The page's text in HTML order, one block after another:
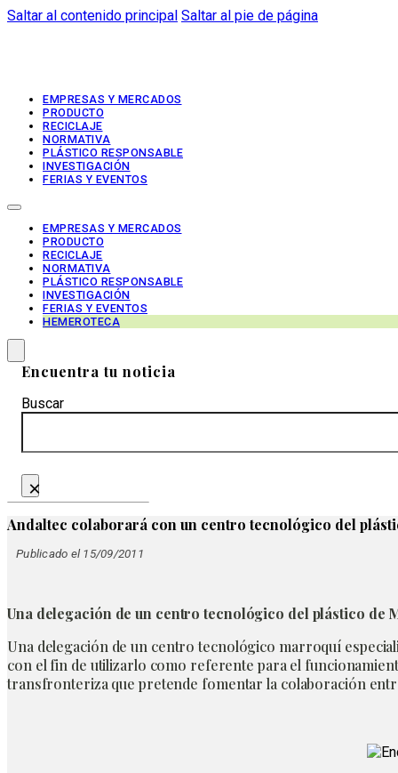
Saltar al contenido principal Saltar al pie de página
EMPRESAS Y MERCADOS
PRODUCTO
RECICLAJE
NORMATIVA
PLÁSTICO RESPONSABLE
INVESTIGACIÓN
FERIAS Y EVENTOS
EMPRESAS Y MERCADOS
PRODUCTO
RECICLAJE
NORMATIVA
PLÁSTICO RESPONSABLE
INVESTIGACIÓN
FERIAS Y EVENTOS
HEMEROTECA
Encuentra tu noticia
Buscar
×
Andaltec colaborará con un centro tecnológico del
Publicado el 15/09/2011
Una delegación de un centro tecnológico del plástico de
Una delegación de un centro tecnológico marroquí
con el fin de utilizarlo como referente para el
transfronteriza que pretende fomentar la colaboración